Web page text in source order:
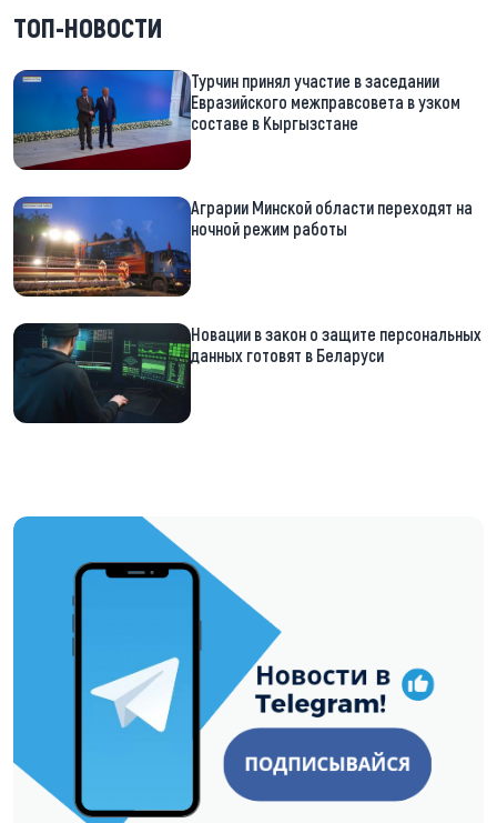
ТОП-НОВОСТИ
Турчин принял участие в заседании
Евразийского межправсовета в узком
составе в Кыргызстане
Аграрии Минской области переходят на
ночной режим работы
Новации в закон о защите персональных
данных готовят в Беларуси
https://t.me/minskctvby